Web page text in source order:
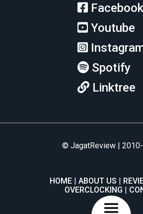
Facebook
Youtube
Spotify
Linktree
© JagatReview |
HOME ABOUT US
OVERCLOCKING